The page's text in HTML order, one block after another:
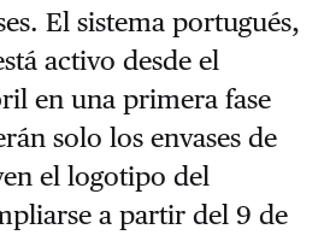
El sistema portugués,
activo desde el
en una primera fase
solo los envases de
el logotipo del
a partir del 9 de